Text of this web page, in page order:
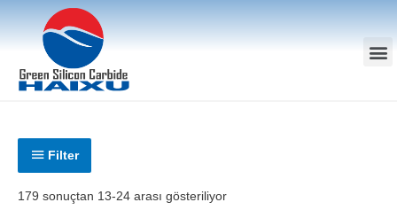
Filter
179 sonuçtan 13-24 arası gösteriliyor